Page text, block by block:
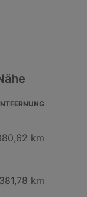
km
381,78 km